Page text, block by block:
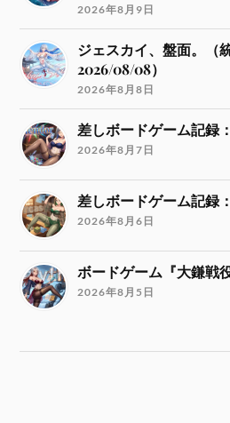
2026年8月9日
ジェスカイ、盤面。（
2026/08/08）
2026年8月8日
差しボードゲーム記録
2026年8月7日
差しボードゲーム記録
2026年8月6日
ボードゲーム『大鎌戦
2026年8月5日